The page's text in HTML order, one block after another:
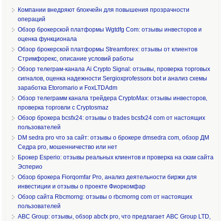
Компании внедряют блокчейн для повышения прозрачности
операций
Обзор брокерской платформы Wgtdfg Com: отзывы инвесторов и
оценка функционала
Обзор брокерской платформы Streamforex: отзывы от клиентов
Стримфорекс, описание условий работы
Обзор телеграм-канала Ai Crypto Signal: отзывы, проверка торговых
сигналов, оценка надежности Sergioxprofessorx bot и анализ схемы
заработка Etoromario и FoxLTDAdm
Обзор телеграмм канала трейдера CryptoMax: отзывы инвесторов,
проверка торговли с Cryptosmaz
Обзор брокера bcsfx24: отзывы о trades bcsfx24 com от настоящих
пользователей
DM sedra pro что за сайт: отзывы о брокере dmsedra com, обзор ДМ
Седра pro, мошенничество или нет
Брокер Esperio: отзывы реальных клиентов и проверка на скам сайта
Эсперио
Обзор брокера Fiorqomfar Pro, анализ деятельности биржи для
инвестиции и отзывы о проекте Фиоркомфар
Обзор сайта Rbcmorng: отзывы о rbcmorng com от настоящих
пользователей
ABC Group: отзывы, обзор abcfx pro, что предлагает ABC Group LTD,